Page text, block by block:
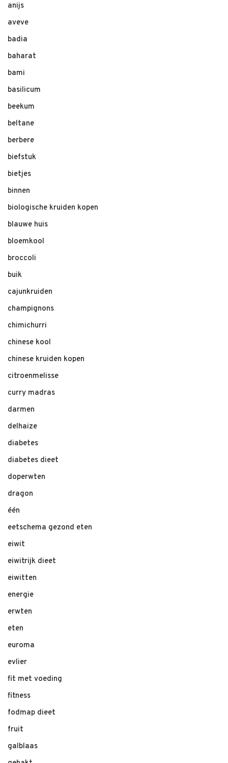
anijs
aveve
badia
baharat
bami
basilicum
beekum
beltane
berbere
biefstuk
bietjes
binnen
biologische kruiden kopen
blauwe huis
bloemkool
broccoli
buik
cajunkruiden
champignons
chimichurri
chinese kool
chinese kruiden kopen
citroenmelisse
curry madras
darmen
delhaize
diabetes
diabetes dieet
doperwten
dragon
één
eetschema gezond eten
eiwit
eiwitrijk dieet
eiwitten
energie
erwten
eten
euroma
evlier
fit met voeding
fitness
fodmap dieet
fruit
galblaas